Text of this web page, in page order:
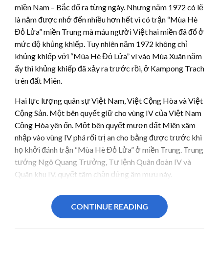
miền Nam – Bắc đổ ra từng ngày. Nhưng năm 1972 có lẽ
là năm được nhớ đến nhiều hơn hết vì có trận “Mùa Hè
Đỏ Lửa” miền Trung mà máu người Việt hai miền đã đổ ở
mức độ khủng khiếp. Tuy nhiên năm 1972 không chỉ
khủng khiếp với “Mùa Hè Đỏ Lửa” vì vào Mùa Xuân năm
ấy thì khủng khiếp đã xảy ra trước rồi, ở Kampong Trach
trên đất Miên.
Hai lực lượng quân sự Việt Nam, Việt Cộng Hòa và Việt
Cộng Sản. Một bên quyết giữ cho vùng IV của Việt Nam
Cộng Hòa yên ổn. Một bên quyết mượn đất Miên xâm
nhập vào vùng IV phá rối trị an cho bằng được trước khi
họ khởi đánh trận “Mùa Hè Đỏ Lửa” ở miền Trung. Trung
tướng Ngô Quang Trưởng, Tư lệnh Quân đoàn IV và
Quân khu IV, quyết tâm chận đứng âm mưu này.
CONTINUE READING